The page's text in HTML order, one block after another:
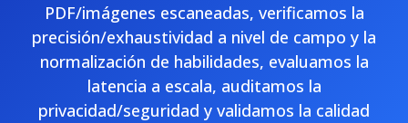
PDF/imágenes escaneadas, verificamos la
precisión/exhaustividad a nivel de campo y la
normalización de habilidades, evaluamos la
latencia a escala, auditamos la
privacidad/seguridad y validamos la calidad